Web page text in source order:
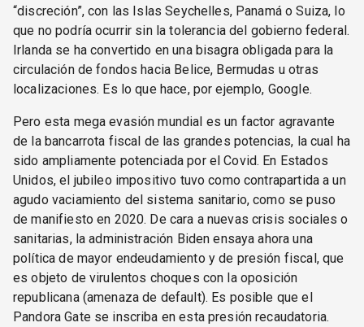
“discreción”, con las Islas Seychelles, Panamá o Suiza, lo
que no podría ocurrir sin la tolerancia del gobierno federal.
Irlanda se ha convertido en una bisagra obligada para la
circulación de fondos hacia Belice, Bermudas u otras
localizaciones. Es lo que hace, por ejemplo, Google.
Pero esta mega evasión mundial es un factor agravante
de la bancarrota fiscal de las grandes potencias, la cual ha
sido ampliamente potenciada por el Covid. En Estados
Unidos, el jubileo impositivo tuvo como contrapartida a un
agudo vaciamiento del sistema sanitario, como se puso
de manifiesto en 2020. De cara a nuevas crisis sociales o
sanitarias, la administración Biden ensaya ahora una
política de mayor endeudamiento y de presión fiscal, que
es objeto de virulentos choques con la oposición
republicana (amenaza de default). Es posible que el
Pandora Gate se inscriba en esta presión recaudatoria.